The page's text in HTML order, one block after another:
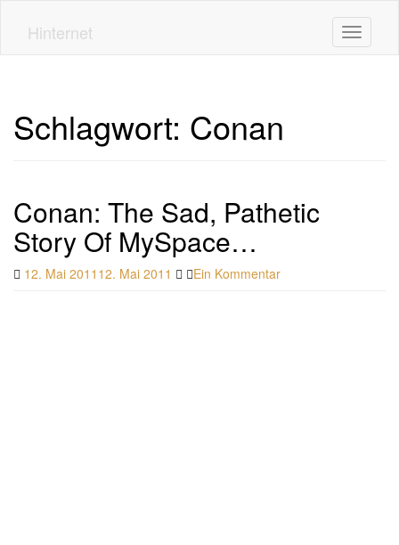
Hinternet Toggle
Schlagwort: Conan
Conan: The Sad, Pathetic
Story Of MySpace…
12. Mai 2011 12. Mai 2011 Ein Kommentar